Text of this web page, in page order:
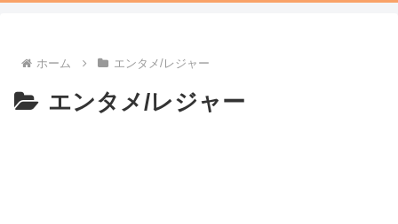
ホーム エンタメ/レジャー
エンタメ/レジャー